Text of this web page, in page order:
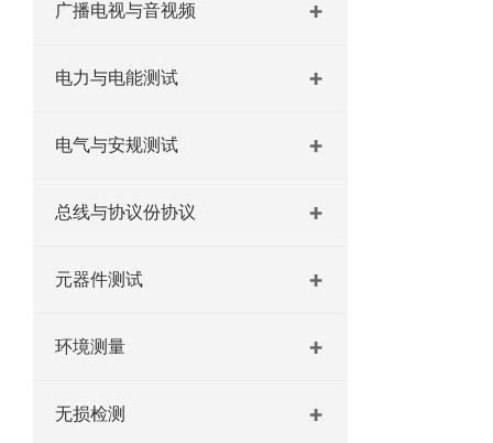
广播电视与音视频
电力与电能测试
电气与安规测试
总线与协议份协议
元器件测试
环境测量
无损检测